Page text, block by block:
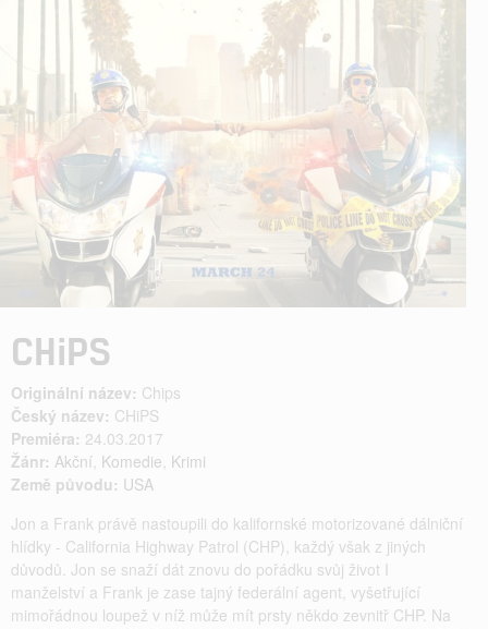
CHiPS
Originální název: Chips
Český název: CHiPS
Premiéra: 24.03.2017
Žánr: Akční, Komedie, Krimi
Země původu: USA
Jon a Frank právě nastoupili do kalifornské motorizované dálniční
hlídky - California Highway Patrol (CHP), každý však z jiných
důvodů. Jon se snaží dát znovu do pořádku svůj život I
manželství a Frank je zase tajný federální agent, vyšetřující
mimořádnou loupež v níž může mít prsty někdo zevnitř CHP. Na